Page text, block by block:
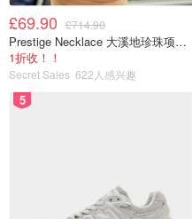
£69.90 £714.90
Prestige Necklace 大溪地珍珠项链 10-11mm
1折收！！
Secret Sales 622人感兴趣
5